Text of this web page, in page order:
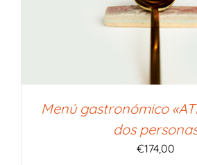
Menú gastronómico
dos
€174,00